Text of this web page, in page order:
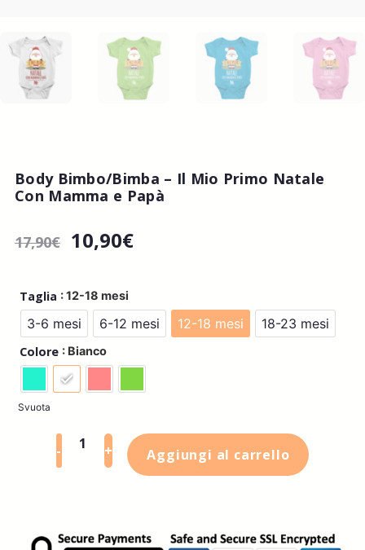
Body Bimbo/Bimba – Il Mio Primo Natale
Con Mamma e Papà
17,90€ 10,90€
Taglia : 12-18 mesi
3-6 mesi 6-12 mesi 12-18 mesi 18-23 mesi
Colore : Bianco
Svuota
- + Aggiungi al carrello